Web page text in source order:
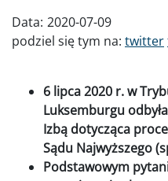
Data: 2020-07-09
podziel się tym na: twitter
6 lipca 2020 r. w
Luksemburgu
Izbą dotycząca
Sądu Najwyższego
Podstawowym